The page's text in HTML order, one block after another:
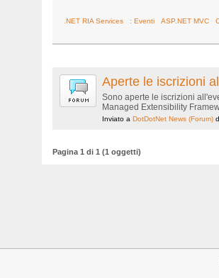
.NET RIA Services : Eventi ASP.NET MVC
Aperte le iscrizioni
Sono aperte le iscrizioni
Managed Extensibility
Inviato a DotDotNet News (Forum)
Pagina 1 di 1 (1 oggetti)